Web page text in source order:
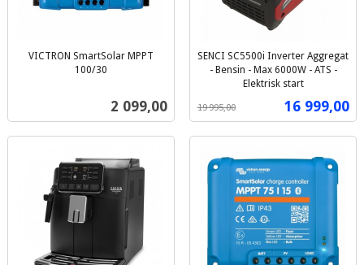
VICTRON SmartSolar MPPT
100/30
Pris
2 099,00
SENCI SC5500i Inverter Aggregat
- Bensin - Max 6000W - ATS -
Elektrisk start
Tilbud
16 999,00
19 995,00
mva.